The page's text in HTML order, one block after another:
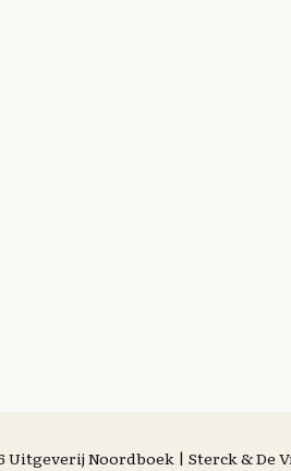
Uitgeverij Noordboek | Sterck & De